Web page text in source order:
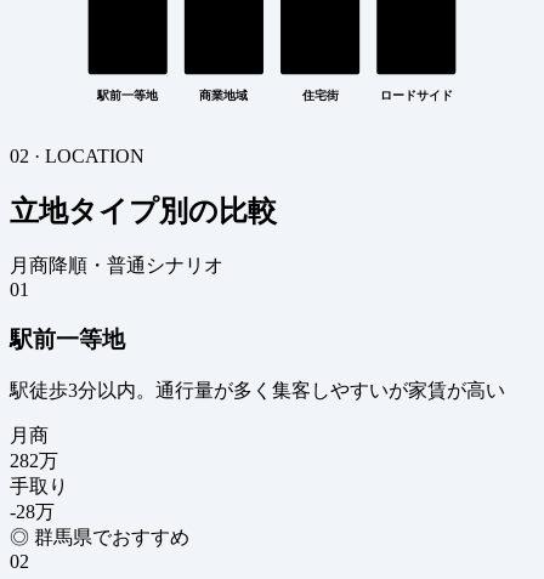
駅前一等地 商業地域 住宅街 ロードサイド
02 · LOCATION
立地タイプ別の比較
月商降順・普通シナリオ
01
駅前一等地
駅徒歩3分以内。通行量が多く集客しやすいが家賃が高い
月商
282万
手取り
-28万
◎ 群馬県でおすすめ
02